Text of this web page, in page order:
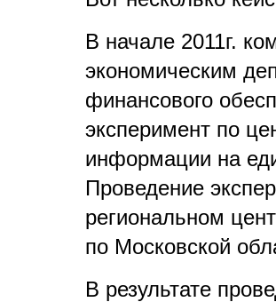
В начале 2011г.
экономическим
финансового
эксперимент по
информации на
Проведение
региональном
по Московской
В результате